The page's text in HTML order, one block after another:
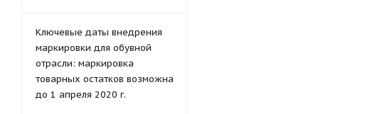
Ключевые даты внедрения
маркировки для обувной
отрасли: маркировка
товарных остатков возможна
до 1 апреля 2020 г.